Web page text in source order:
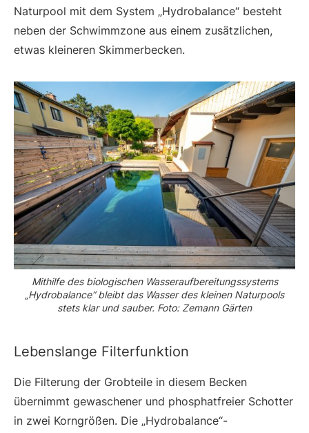
Naturpool mit dem System „Hydrobalance“ besteht
neben der Schwimmzone aus einem zusätzlichen,
etwas kleineren Skimmerbecken.
Mithilfe des biologischen Wasseraufbereitungssystems
„Hydrobalance“ bleibt das Wasser des kleinen Naturpools
stets klar und sauber. Foto: Zemann Gärten
Lebenslange Filterfunktion
Die Filterung der Grobteile in diesem Becken
übernimmt gewaschener und phosphatfreier Schotter
in zwei Korngrößen. Die „Hydrobalance“-